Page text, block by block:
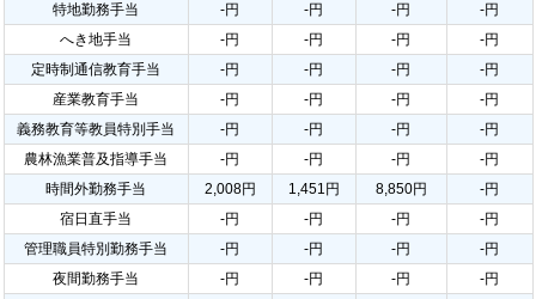
特地勤務手当
-円 -円 -円
-円
へき地手当
-円 -円 -円
-円
定時制通信教育手当
-円 -円 -円
-円
産業教育手当
-円 -円 -円
-円
義務教育等教員特別手当
-円 -円 -円
-円
農林漁業普及指導手当
-円 -円 -円
-円
時間外勤務手当
2,008円 1,451円 8,850円
-円
宿日直手当
-円 -円 -円
-円
管理職員特別勤務手当
-円 -円 -円
-円
夜間勤務手当
-円 -円 -円
-円